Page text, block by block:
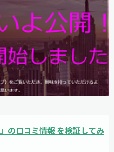
」の口コミ情報 を検証してみ